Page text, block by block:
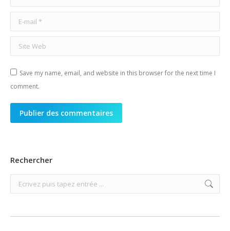
E-mail *
Site Web
Save my name, email, and website in this browser for the next time I
comment.
Publier des commentaires
Rechercher
Search: